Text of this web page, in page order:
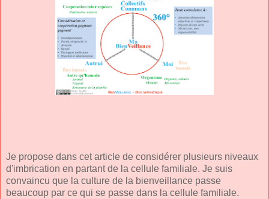
Je propose dans cet article de considérer plusieurs niveaux
d'imbrication en partant de la cellule familiale. Je suis
convaincu que la culture de la bienveillance passe
beaucoup par ce qui se passe dans la cellule familiale.